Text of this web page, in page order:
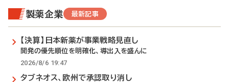
製薬企業 最新記事
【決算】日本新薬が事業戦略見直し
開発の優先順位を明確化、導出入を盛んに
2026/8/6 19:47
タブネオス、欧州で承認取り消し